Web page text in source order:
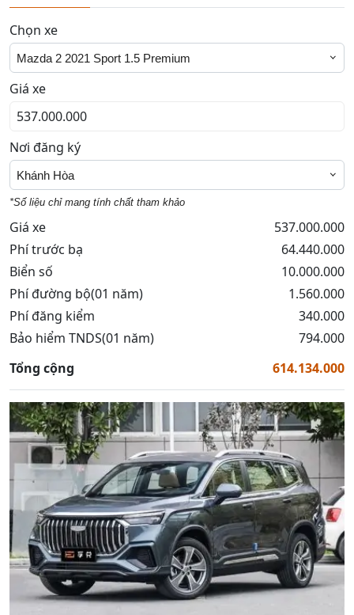
Chọn xe
Mazda 2 2021 Sport 1.5 Premium
Giá xe
Nơi đăng ký
Khánh Hòa
*Số liệu chỉ mang tính chất tham khảo
Giá xe
537.000.000
Phí trước bạ
64.440.000
Biển số
10.000.000
Phí đường bộ(01 năm)
1.560.000
Phí đăng kiểm
340.000
Bảo hiểm TNDS(01 năm)
794.000
Tổng cộng
614.134.000